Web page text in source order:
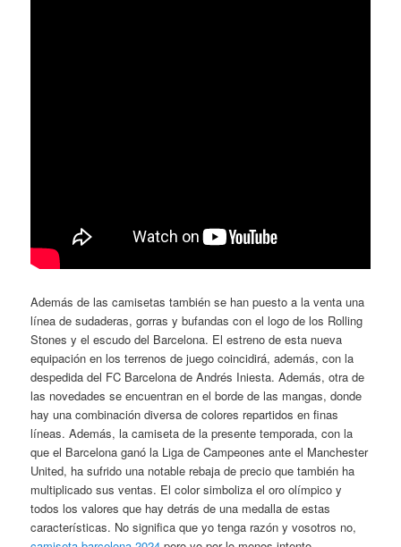
Además de las camisetas también se han puesto a la venta una
línea de sudaderas, gorras y bufandas con el logo de los Rolling
Stones y el escudo del Barcelona. El estreno de esta nueva
equipación en los terrenos de juego coincidirá, además, con la
despedida del FC Barcelona de Andrés Iniesta. Además, otra de
las novedades se encuentran en el borde de las mangas, donde
hay una combinación diversa de colores repartidos en finas
líneas. Además, la camiseta de la presente temporada, con la
que el Barcelona ganó la Liga de Campeones ante el Manchester
United, ha sufrido una notable rebaja de precio que también ha
multiplicado sus ventas. El color simboliza el oro olímpico y
todos los valores que hay detrás de una medalla de estas
características. No significa que yo tenga razón y vosotros no,